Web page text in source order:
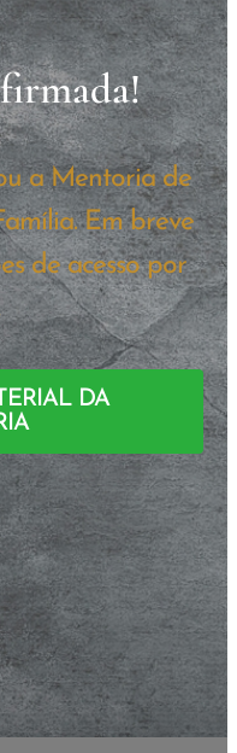
a Mentoria de
Em breve
de acesso por
DA